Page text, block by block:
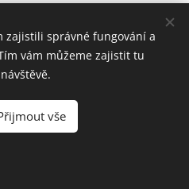
zajistili správné fungování a
vám můžeme zajistit tu
vše